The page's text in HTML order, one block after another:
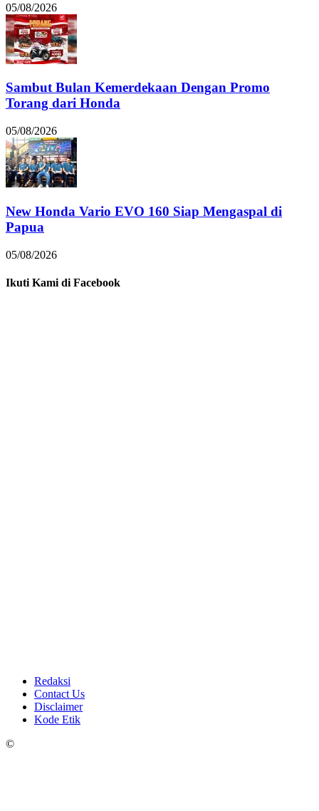
05/08/2026
Sambut Bulan Kemerdekaan Dengan Promo
Torang dari Honda
05/08/2026
New Honda Vario EVO 160 Siap Mengaspal di
Papua
05/08/2026
Ikuti Kami di Facebook
Redaksi
Contact Us
Disclaimer
Kode Etik
©